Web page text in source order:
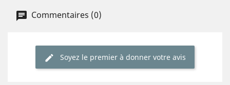
Commentaires (0)
Soyez le premier à donner votre avis